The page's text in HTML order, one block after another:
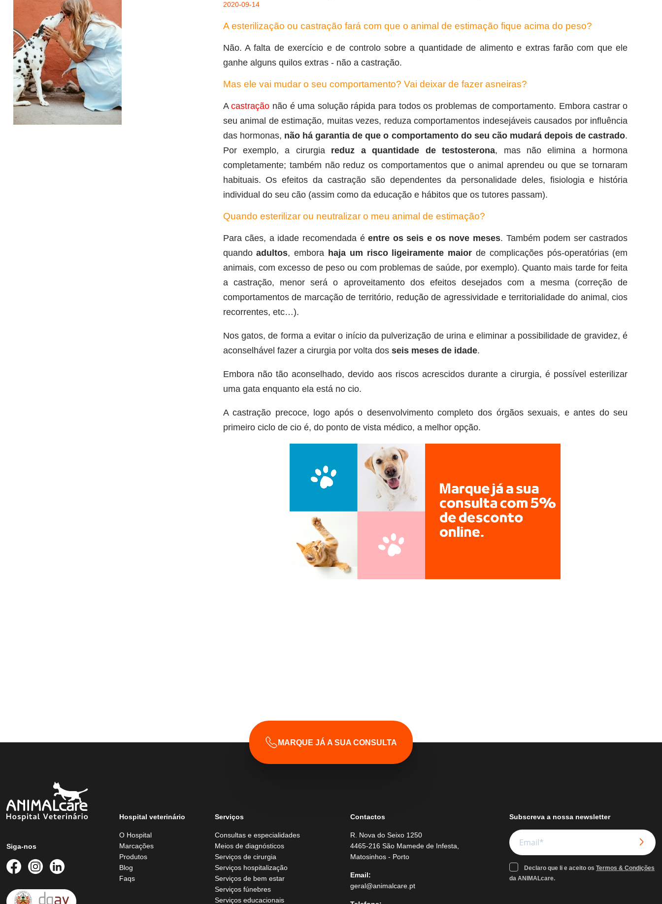
2020-09-14
A esterilização ou castração fará com que o animal de estimação fique acima do peso?
Não. A falta de exercício e de controlo sobre a quantidade de alimento e extras farão com que ele
ganhe alguns quilos extras - não a castração.
Mas ele vai mudar o seu comportamento? Vai deixar de fazer asneiras?
Acastração não é uma solução rápida para todos os problemas de comportamento. Embora castrar o
seu animal de estimação, muitas vezes, reduza comportamentos indesejáveis causados por influência
das hormonas, não há garantia de que o comportamento do seu cão mudará depois de castrado.
Por exemplo, a cirurgia reduz a quantidade de testosterona, mas não elimina a hormona
completamente; também não reduz os comportamentos que o animal aprendeu ou que se tornaram
habituais. Os efeitos da castração são dependentes da personalidade deles, fisiologia e história
individual do seu cão (assim como da educação e hábitos que os tutores passam).
Quando esterilizar ou neutralizar o meu animal de estimação?
Para cães, a idade recomendada éentre os seis e os nove meses. Também podem ser castrados
quandoadultos, embora haja um risco ligeiramente maior de complicações pós-operatórias (em
animais, com excesso de peso ou com problemas de saúde, por exemplo). Quanto mais tarde for feita
a castração, menor será o aproveitamento dos efeitos desejados com a mesma (correção de
comportamentos de marcação de território, redução de agressividade e territorialidade do animal, cios
recorrentes, etc…).
Nos gatos, de forma a evitar o início da pulverização de urina e eliminar a possibilidade de gravidez, é
aconselhável fazer a cirurgia por volta dosseis meses de idade.
Embora não tão aconselhado, devido aos riscos acrescidos durante a cirurgia, é possível esterilizar
uma gata enquanto ela está no cio.
A castração precoce, logo após o desenvolvimento completo dos órgãos sexuais, e antes do seu
primeiro ciclo de cio é, do ponto de vista médico, a melhor opção.
MARQUE JÁ A SUA CONSULTA
Siga-nos
Hospital veterinário
O Hospital
Marcações
Produtos
Blog
Faqs
Serviços
Consultas e especialidades
Meios de diagnósticos
Serviços de cirurgia
Serviços hospitalização
Serviços de bem estar
Serviços fúnebres
Serviços educacionais
Contactos
R. Nova do Seixo 1250
4465-216 São Mamede de Infesta,
Matosinhos - Porto
Email:
geral@animalcare.pt
Subscreva a nossa newsletter
Declaro que li e aceito osTermos & Condições
da ANIMALcare.